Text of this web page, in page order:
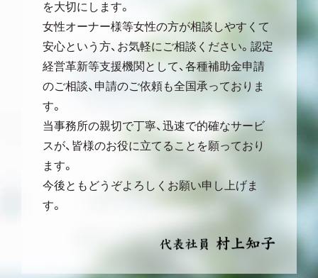
を大切にします。
女性オーナー様等女性の方が相談しやすくて
安心という方、お気軽にご相談ください。認定
経営革新等支援機関として、各種補助金申請
のご相談、申請のご依頼も全国承っておりま
す。
当事務所の親切で丁寧、迅速で的確なサービ
スが、皆様のお役に立てることを願っており
ます。
今後ともどうぞよろしくお願い申し上げま
す。